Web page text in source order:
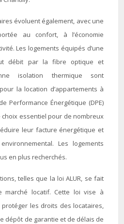
évoluent également, avec une
au confort, à l’économie
Les logements équipés d’une
débit par la fibre optique et
isolation thermique sont
la location d’appartements à
Performance Énergétique (DPE)
essentiel pour de nombreux
leur facture énergétique et
Les logements
en plus recherchés.
telles que la loi ALUR, se fait
marché locatif. Cette loi vise à
les droits des locataires,
dépôt de garantie et de délais de